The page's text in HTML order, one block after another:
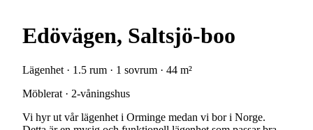
Edövägen, Saltsjö-boo
Lägenhet · 1.5 rum · 1 sovrum · 44 m²
Möblerat · 2-våningshus
Vi hyr ut vår lägenhet i Orminge medan vi bor i Norge.